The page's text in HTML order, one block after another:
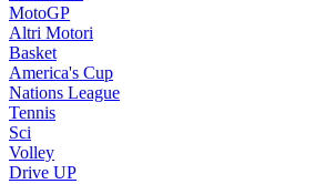
MotoGP
Altri Motori
Basket
America's Cup
Nations League
Tennis
Sci
Volley
Drive UP